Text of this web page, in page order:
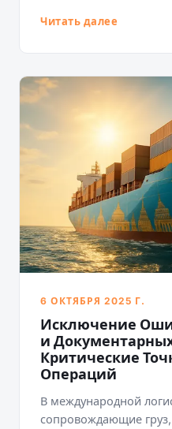
Читать далее
6 ОКТЯБРЯ 2025 Г.
Исключение
и
Критические
Операций
В международной
сопровождающие